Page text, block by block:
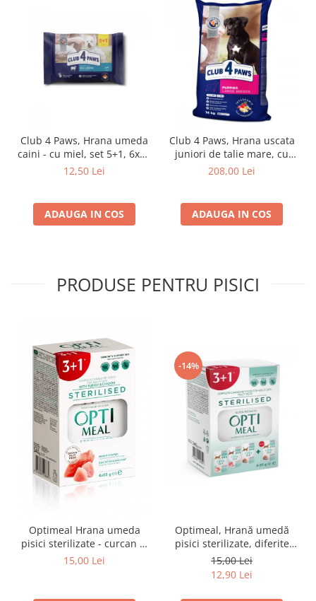
Club 4 Paws, Hrana umeda
caini - cu miel, set 5+1, 6x80
g
12,50 Lei
ADAUGA IN COS
Club 4 Paws, Hrana uscata
juniori de talie mare, cu
pui, 14kg
208,00 Lei
ADAUGA IN COS
PRODUSE PENTRU PISICI
Optimeal Hrana umeda
pisici sterilizate - curcan si
pui in sos, set 3+1,
15,00 Lei
-14%
Optimeal, Hrană umedă
pisici sterilizate, diferite
arome, (3+1), 0.34kg
15,00 Lei
12,90 Lei